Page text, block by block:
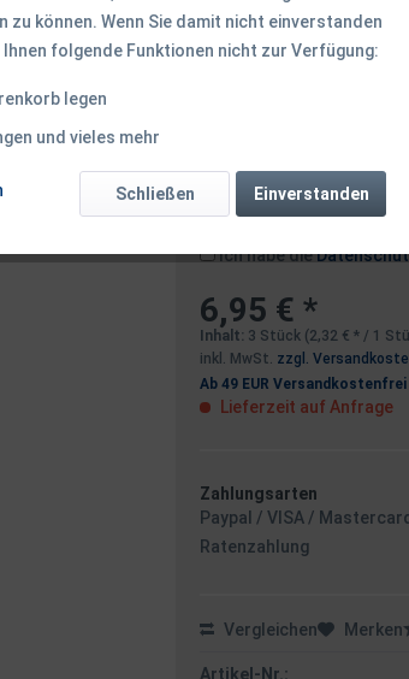
Dieser Artikel
Benachrichtigen
Ich habe die
6,95 € *
Inhalt: 3 Stück (2,32 € * / 1
inkl. MwSt. zzgl.
Ab 49 EUR Versandkostenfrei
Lieferzeit auf Anfrage
Zahlungsarten
Paypal / VISA /
Ratenzahlung
Vergleichen Merken
Artikel-Nr.:
zu können. Wenn Sie damit nicht einverstanden
folgende Funktionen nicht zur Verfügung:
legen
und vieles mehr
Einverstanden
Schließen